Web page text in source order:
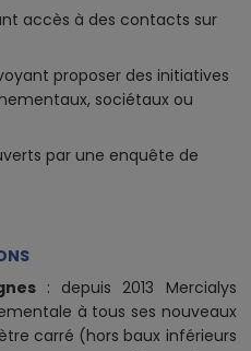
accès à des contacts sur
proposer des initiatives
sociétaux ou
par une enquête de
: depuis 2013 Mercialys
à tous ses nouveaux
carré (hors baux inférieurs